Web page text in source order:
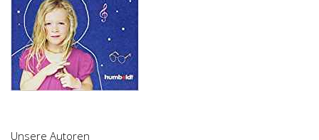
Unsere Autoren